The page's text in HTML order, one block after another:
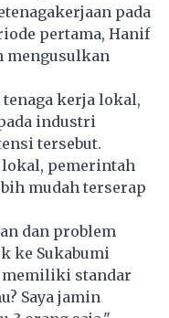
pada
pertama, Hanif
mengusulkan
kerja lokal,
industri
tersebut.
lokal, pemerintah
mudah terserap
dan problem
ke Sukabumi
memiliki standar
Saya jamin